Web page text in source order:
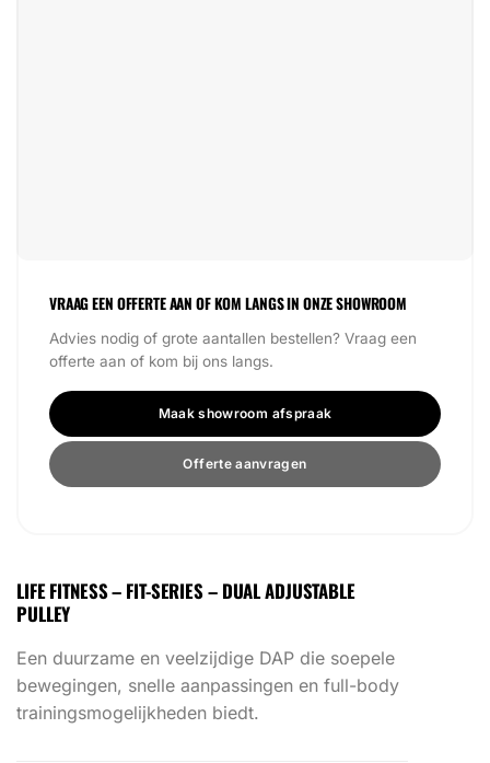
VRAAG EEN OFFERTE AAN OF KOM LANGS IN ONZE SHOWROOM
Advies nodig of grote aantallen bestellen? Vraag een
offerte aan of kom bij ons langs.
Maak showroom afspraak
Offerte aanvragen
LIFE FITNESS – FIT-SERIES – DUAL ADJUSTABLE
PULLEY
Een duurzame en veelzijdige DAP die soepele
bewegingen, snelle aanpassingen en full-body
trainingsmogelijkheden biedt.